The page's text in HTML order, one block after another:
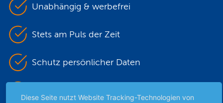
Unabhängig & werbefrei
Stets am Puls der Zeit
Schutz persönlicher Daten
Diese Seite nutzt Website Tracking-Technologien von